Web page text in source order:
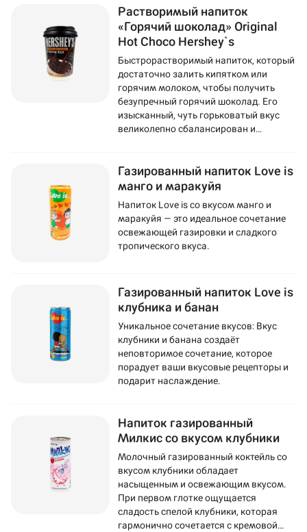
Растворимый напиток
«Горячий шоколад» Original
Hot Choco Hershey`s
Быстрорастворимый напиток, который
достаточно залить кипятком или
горячим молоком, чтобы получить
безупречный горячий шоколад. Его
изысканный, чуть горьковатый вкус
великолепно сбалансирован и
Газированный напиток Love is
манго и маракуйя
Напиток Love is со вкусом манго и
маракуйя — это идеальное сочетание
освежающей газировки и сладкого
тропического вкуса.
Газированный напиток Love is
клубника и банан
Уникальное сочетание вкусов: Вкус
клубники и банана создаёт
неповторимое сочетание, которое
порадует ваши вкусовые рецепторы и
подарит наслаждение.
Напиток газированный
Милкис со вкусом клубники
Молочный газированный коктейль со
вкусом клубники обладает
насыщенным и освежающим вкусом.
При первом глотке ощущается
сладость спелой клубники, которая
гармонично сочетается с кремовой